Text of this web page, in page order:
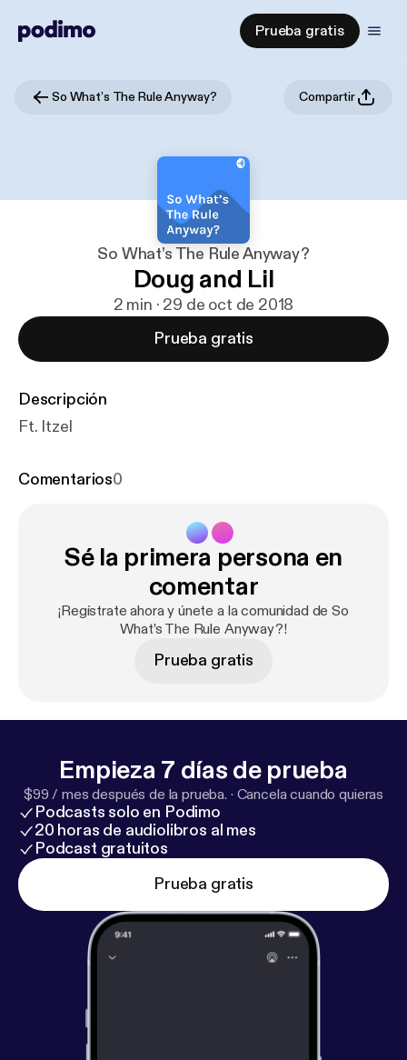
Prueba gratis
So What’s The Rule Anyway? Compartir
So What’s The Rule Anyway?
Doug and Lil
2 min · 29 de oct de 2018
Prueba gratis
Descripción
Ft. Itzel
Comentarios0
Sé la primera persona en
comentar
¡Regístrate ahora y únete a la comunidad de So
What’s The Rule Anyway?!
Prueba gratis
Empieza 7 días de prueba
$99 / mes después de la prueba. · Cancela cuando quieras
Podcasts solo en Podimo
20 horas de audiolibros al mes
Podcast gratuitos
Prueba gratis